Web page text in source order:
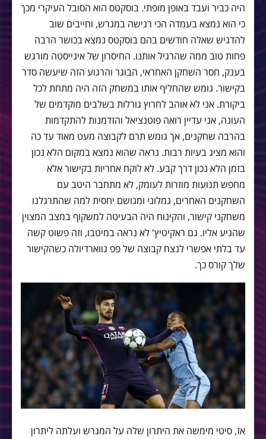
היה כביר ועבד באופן מופתי. בוסקטס הוא הסובל העיקרי מכך
כי הוא נמצא בעמדה הכי רגישה במגרש, וחייבים שוב
להדגיש שאלה חודשים בהם בוסקטס נמצא בכושר הרבה
פחות טוב ממה שהרגיל אותנו. החיסרון של אינייסטה מורגש
בענק, חסר השחקן האחראי, הבוגר והרגוע הזה שיעשה סדר
בקישור. גומש שהחליף אותו במשחק הזה היה מתחת לכל
ביקורת. אני לא אוהב לחרוץ גורלות בשלבים מוקדמים של
העונה, אני עדיין רואה פוטנציאל והזדמנות להתקדמות
בהרבה שחקנים, אך גומש תרם לקבוצה מעט מאוד עד כה
והוא מציג בעיות רבות. נראה שהוא נמצא במקום הלא נכון
בזמן הלא נכון דרך קבע. לא לוקח אחריות בקישור אלא
מחפש תנועות מוזרות לעומק, לא מתחבר היטב עם
השחקנים האחרים, גמלוני ומגושם יחסית למה שהתרגלנו
משחקני קישור, והקינוח היה הבעיטה למשקוף במצב המצוין
שהגיע אליו. גם ראקיטיץ' לא נראה במיטבו, וזה פשוט קשה
עד בלתי אפשרי לנצח קבוצה של פפ גווארדיולה כשהקישור
שלך קורס כך.
אז, סיטי מימשה את היתרון שלה על המגרש ועלתה ליתרון